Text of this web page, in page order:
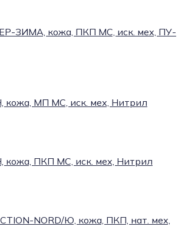
ЗИМА, кожа, ПКП МС, иск. мех, ПУ-
кожа, МП МС, иск. мех, Нитрил
кожа, ПКП МС, иск. мех, Нитрил
NORD/Ю, кожа, ПКП, нат. мех,